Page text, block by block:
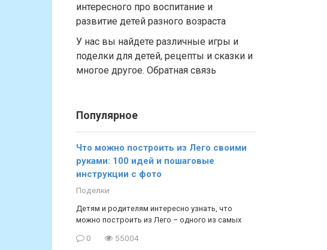
интересного про воспитание и
развитие детей разного возраста
У нас вы найдете различные игры и
поделки для детей, рецепты и сказки и
многое другое. Обратная связь
Популярное
Что можно построить из Лего своими
руками: 100 идей и пошаговые
инструкции с фото
Поделки
Детям и родителям интересно узнать, что
можно построить из Лего – одного из самых
0 55004